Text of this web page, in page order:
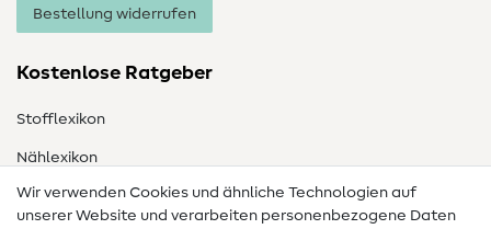
Bestellung widerrufen
Kostenlose Ratgeber
Stofflexikon
Nählexikon
Nähanleitungen
Wir verwenden Cookies und ähnliche Technologien auf
unserer Website und verarbeiten personenbezogene Daten